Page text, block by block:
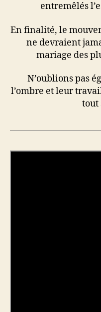
entremêlés
En finalité, le
ne devraient
mariage des
N’oublions pas
l’ombre et leur
tout